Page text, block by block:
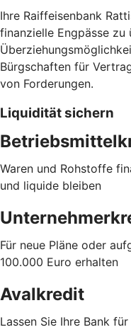
Ihre Raiffeisenbank
finanzielle Engpässe zu
Bürgschaften für
von Forderungen.
Liquidität sichern
Waren und Rohstoffe
und liquide bleiben
Für neue Pläne oder
100.000 Euro erhalten
Avalkredit
Lassen Sie Ihre Bank